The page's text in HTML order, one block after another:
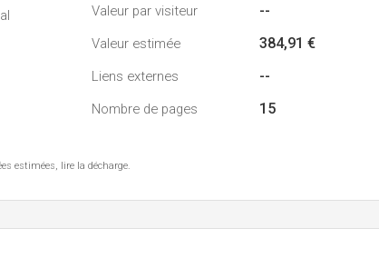
Valeur par visiteur --
Valeur estimée 384,91 €
Liens externes --
Nombre de pages 15
estimées, lire la décharge.